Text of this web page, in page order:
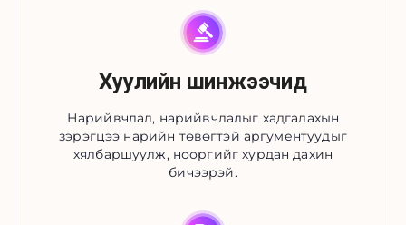
Хуулийн шинжээчид
Нарийвчлал, нарийвчлалыг хадгалахын
зэрэгцээ нарийн төвөгтэй аргументуудыг
хялбаршуулж, нооргийг хурдан дахин
бичээрэй.